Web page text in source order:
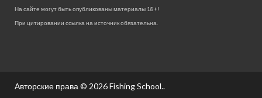
На сайте могут быть опубликованы материалы 18+!
При цитировании ссылка на источник обязательна.
Авторские права © 2026Fishing School..